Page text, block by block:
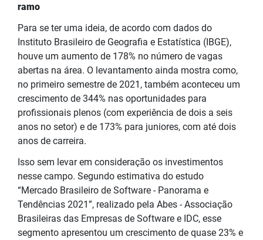
ramo
Para se ter uma ideia, de acordo com dados do
Instituto Brasileiro de Geografia e Estatística (IBGE),
houve um aumento de 178% no número de vagas
abertas na área. O levantamento ainda mostra como,
no primeiro semestre de 2021, também aconteceu um
crescimento de 344% nas oportunidades para
profissionais plenos (com experiência de dois a seis
anos no setor) e de 173% para juniores, com até dois
anos de carreira.
Isso sem levar em consideração os investimentos
nesse campo. Segundo estimativa do estudo
“Mercado Brasileiro de Software - Panorama e
Tendências 2021”, realizado pela Abes - Associação
Brasileiras das Empresas de Software e IDC, esse
segmento apresentou um crescimento de quase 23% e